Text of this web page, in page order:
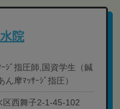
院
ｼﾞ指圧師,国資学生（鍼
摩ﾏｯｻｰｼﾞ指圧）
区西舞子2-1-45-102